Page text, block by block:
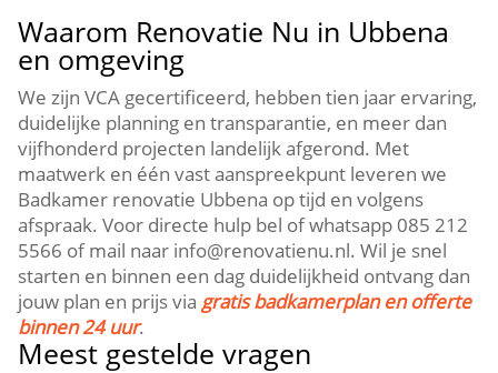
Waarom Renovatie Nu in Ubbena
en omgeving
We zijn VCA gecertificeerd, hebben tien jaar ervaring,
duidelijke planning en transparantie, en meer dan
vijfhonderd projecten landelijk afgerond. Met
maatwerk en één vast aanspreekpunt leveren we
Badkamer renovatie Ubbena op tijd en volgens
afspraak. Voor directe hulp bel of whatsapp 085 212
5566 of mail naar info@renovatienu.nl. Wil je snel
starten en binnen een dag duidelijkheid ontvang dan
jouw plan en prijs via gratis badkamerplan en offerte
binnen 24 uur.
Meest gestelde vragen